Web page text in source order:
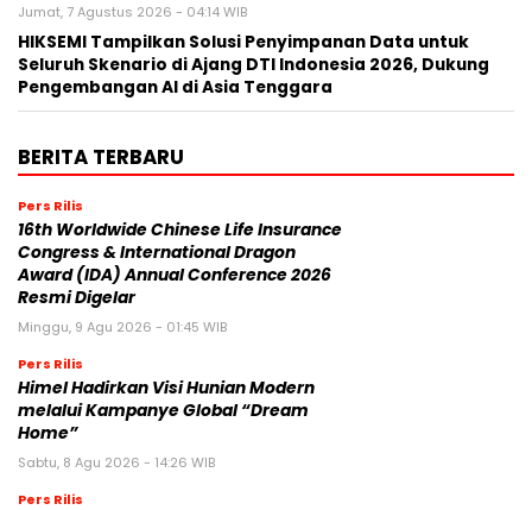
Jumat, 7 Agustus 2026 - 04:14 WIB
HIKSEMI Tampilkan Solusi Penyimpanan Data untuk
Seluruh Skenario di Ajang DTI Indonesia 2026, Dukung
Pengembangan AI di Asia Tenggara
BERITA TERBARU
Pers Rilis
16th Worldwide Chinese Life Insurance
Congress & International Dragon
Award (IDA) Annual Conference 2026
Resmi Digelar
Minggu, 9 Agu 2026 - 01:45 WIB
Pers Rilis
Himel Hadirkan Visi Hunian Modern
melalui Kampanye Global “Dream
Home”
Sabtu, 8 Agu 2026 - 14:26 WIB
Pers Rilis